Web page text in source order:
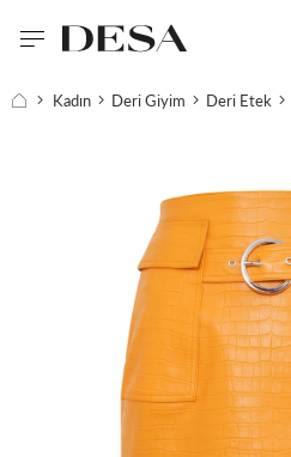
Kadın Deri Giyim Deri Etek